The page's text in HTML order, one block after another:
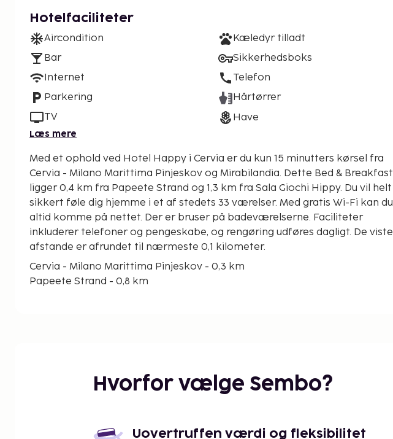
Hotelfaciliteter
Aircondition
Bar
Internet
Parkering
TV
Kæledyr tilladt
Sikkerhedsboks
Telefon
Hårtørrer
Have
Læs mere
Med et ophold ved Hotel Happy i Cervia er du kun 15 minutters kørsel fra
Cervia - Milano Marittima Pinjeskov og Mirabilandia. Dette Bed & Breakfast
ligger 0,4 km fra Papeete Strand og 1,3 km fra Sala Giochi Hippy. Du vil helt
sikkert føle dig hjemme i et af stedets 33 værelser. Med gratis Wi-Fi kan du
altid komme på nettet. Der er bruser på badeværelserne. Faciliteter
inkluderer telefoner og pengeskabe, og rengøring udføres dagligt. De viste
afstande er afrundet til nærmeste 0,1 kilometer.
Cervia - Milano Marittima Pinjeskov - 0,3 km
Papeete Strand - 0,8 km
Labyrint Dedalo - 3,3 km
CerviAvventura Eventyrpark - 3,4 km
Hvorfor vælge Sembo?
Uovertruffen værdi og fleksibilitet